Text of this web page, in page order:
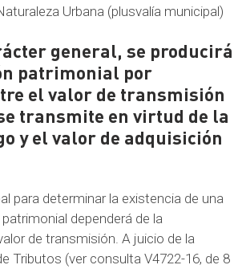
Urbana (plusvalía municipal)
general, se producirá
patrimonial por
el valor de transmisión
transmite en virtud de la
y el valor de adquisición
para determinar la existencia de una
dependerá de la
de transmisión. A juicio de la
Tributos (ver consulta V4722-16, de 8